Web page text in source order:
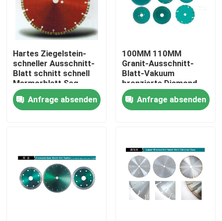
PRODUKTE
Hartes Ziegelstein-
schneller Ausschnitt-
Blatt schnitt schnell
Marmorblatt Seg-
Breite 2.1mm 500mm
Anfrage absenden
100MM 110MM
Granit-Ausschnitt-
Blatt-Vakuum
bronzierte Diamond
Disc für den Schnitt
des Steins
Anfrage absenden